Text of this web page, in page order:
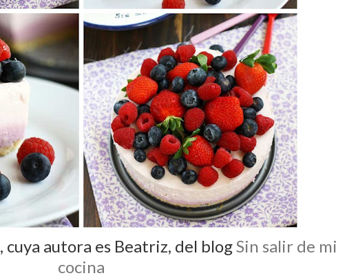
, cuya autora es Beatriz, del blogSin salir de mi
cocina